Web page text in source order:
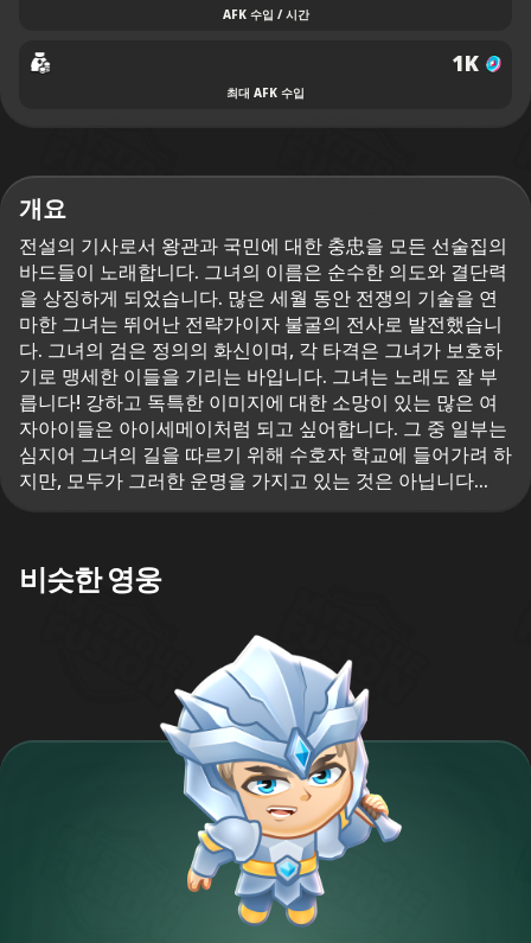
AFK 수입 / 시간
1K
최대 AFK 수입
개요
전설의 기사로서 왕관과 국민에 대한 충忠을 모든 선술집의
바드들이 노래합니다. 그녀의 이름은 순수한 의도와 결단력
을 상징하게 되었습니다. 많은 세월 동안 전쟁의 기술을 연
마한 그녀는 뛰어난 전략가이자 불굴의 전사로 발전했습니
다. 그녀의 검은 정의의 화신이며, 각 타격은 그녀가 보호하
기로 맹세한 이들을 기리는 바입니다. 그녀는 노래도 잘 부
릅니다! 강하고 독특한 이미지에 대한 소망이 있는 많은 여
자아이들은 아이세메이처럼 되고 싶어합니다. 그 중 일부는
심지어 그녀의 길을 따르기 위해 수호자 학교에 들어가려 하
지만, 모두가 그러한 운명을 가지고 있는 것은 아닙니다...
비슷한 영웅